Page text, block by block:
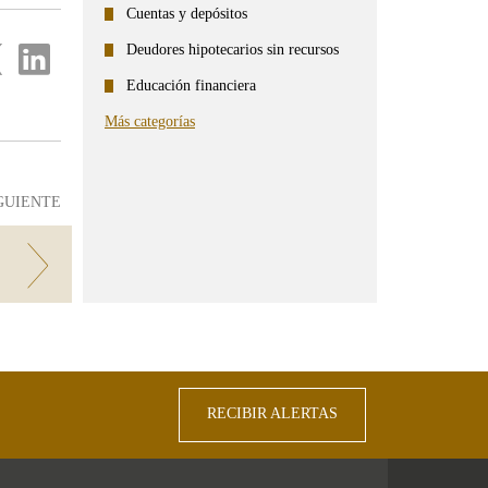
Compartir
en
Cuentas y depósitos
Deudores hipotecarios sin recursos
Educación financiera
Más categorías
RECIBIR ALERTAS